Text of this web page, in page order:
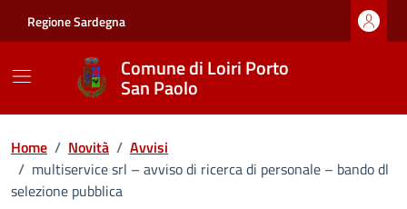
Regione Sardegna
Comune di Loiri Porto
San Paolo
Home / Novità / Avvisi
/ multiservice srl – avviso di ricerca di personale – bando dl
selezione pubblica